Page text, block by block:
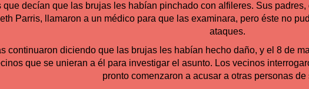
que decían que las brujas les habían pinchado con alfileres. Sus
Parris, llamaron a un médico para que las examinara, pero éste no
ataques.
continuaron diciendo que las brujas les habían hecho daño, y el 8 de
que se unieran a él para investigar el asunto. Los vecinos
pronto comenzaron a acusar a otras personas de